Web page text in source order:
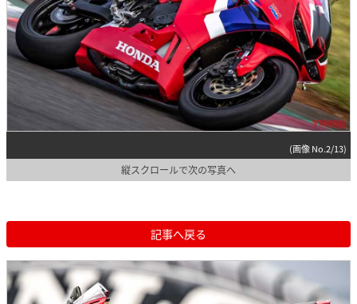
(画像 No.2/13)
縦スクロールで次の写真へ
記事へ戻る